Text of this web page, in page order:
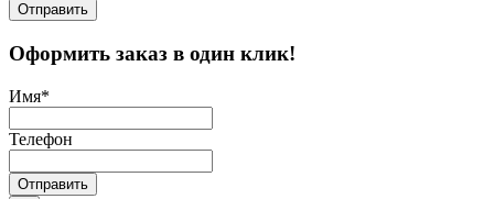
Отправить
Оформить заказ в один клик!
Имя*
Телефон
Отправить